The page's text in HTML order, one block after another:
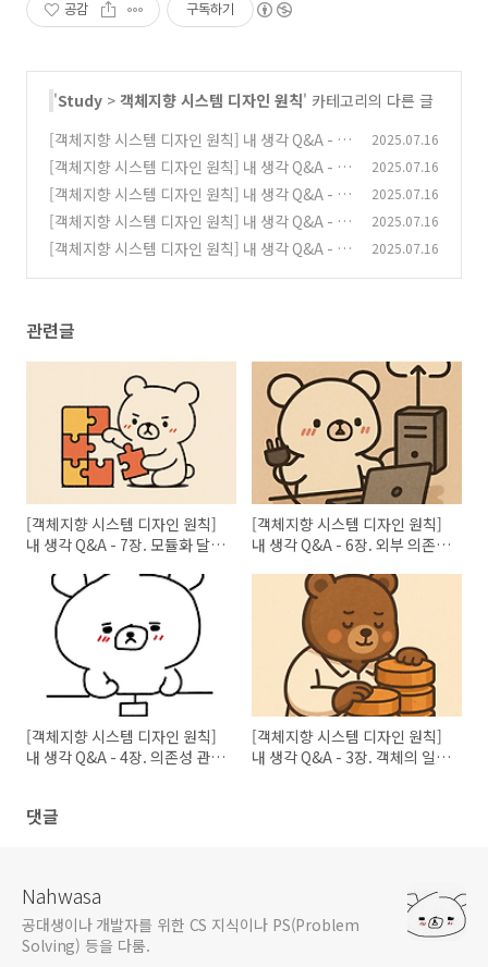
공감 구독하기
'Study > 객체지향 시스템 디자인 원칙' 카테고리의 다른 글
[객체지향 시스템 디자인 원칙] 내 생각 Q&A - 7
장. 모듈화 달성하기
(0)
2025.07.16
[객체지향 시스템 디자인 원칙] 내 생각 Q&A - 6
장. 외부 의존성과 인프라 다루기
(1)
2025.07.16
[객체지향 시스템 디자인 원칙] 내 생각 Q&A - 4
장. 의존성 관리하기
(1)
2025.07.16
[객체지향 시스템 디자인 원칙] 내 생각 Q&A - 3
장. 객체의 일관성 유지하기 (1)
2025.07.16
[객체지향 시스템 디자인 원칙] 내 생각 Q&A - 2
2025.07.16
관련글
[객체지향 시스템 디자인 원칙]
내 생각 Q&A - 7장. 모듈화 달성
[객체지향 시스템 디자인 원칙]
내 생각 Q&A - 6장. 외부 의존성
[객체지향 시스템 디자인 원칙]
내 생각 Q&A - 4장. 의존성 관리
[객체지향 시스템 디자인 원칙]
내 생각 Q&A - 3장. 객체의 일관
댓글
Nahwasa
공대생이나 개발자를 위한 CS 지식이나 PS(Problem
Solving) 등을 다룸.